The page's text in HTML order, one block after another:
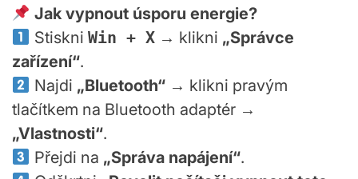
Jak vypnout úsporu energie?
Stiskni Win + X→ klikni „Správce
zařízení“.
Najdi „Bluetooth“→ klikni pravým
tlačítkem na Bluetooth adaptér →
„Vlastnosti“.
Přejdi na „Správa napájení“.